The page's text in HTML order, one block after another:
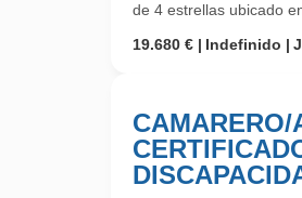
de 4 estrellas ubicado
19.680 €
Indefinido
CAMARERO/